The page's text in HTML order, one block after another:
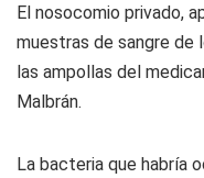
El nosocomio privado,
muestras de sangre de
las ampollas del
Malbrán.
La bacteria que habría